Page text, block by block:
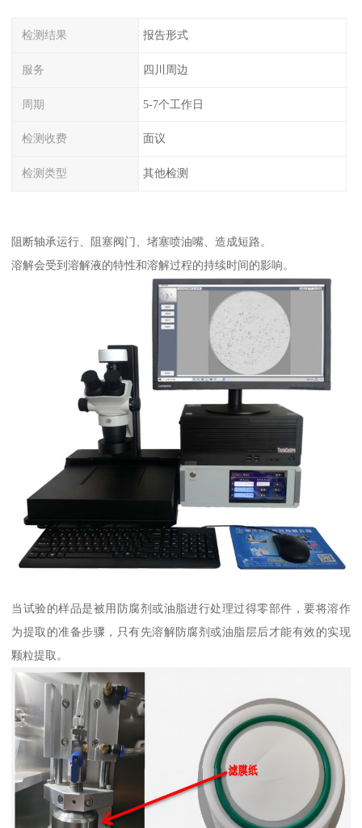
检测结果 报告形式
服务 四川周边
周期 5-7个工作日
检测收费 面议
检测类型 其他检测
阻断轴承运行、阻塞阀门、堵塞喷油嘴、造成短路。
溶解会受到溶解液的特性和溶解过程的持续时间的影响。
当试验的样品是被用防腐剂或油脂进行处理过得零部件，要将溶作
为提取的准备步骤，只有先溶解防腐剂或油脂层后才能有效的实现
颗粒提取。